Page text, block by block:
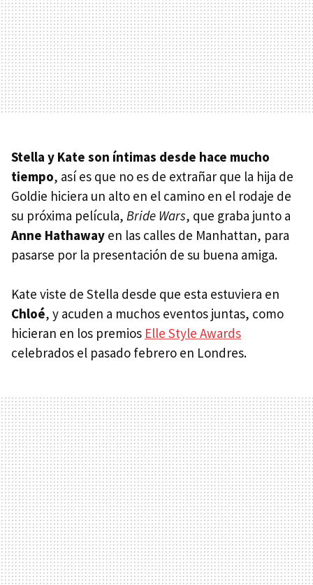
Stella y Kate son íntimas desde hace mucho
tiempo, así es que no es de extrañar que la hija de
Goldie hiciera un alto en el camino en el rodaje de
su próxima película, Bride Wars, que graba junto a
Anne Hathaway en las calles de Manhattan, para
pasarse por la presentación de su buena amiga.
Kate viste de Stella desde que esta estuviera en
Chloé, y acuden a muchos eventos juntas, como
hicieran en los premios Elle Style Awards
celebrados el pasado febrero en Londres.